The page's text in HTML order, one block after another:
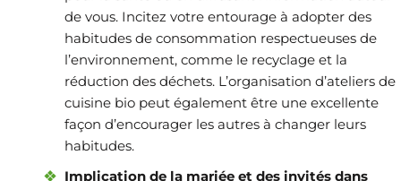
de vous. Incitez votre entourage à adopter des
habitudes de consommation respectueuses de
l’environnement, comme le recyclage et la
réduction des déchets. L’organisation d’ateliers de
cuisine bio peut également être une excellente
façon d’encourager les autres à changer leurs
habitudes.
Implication de la mariée et des invités dans